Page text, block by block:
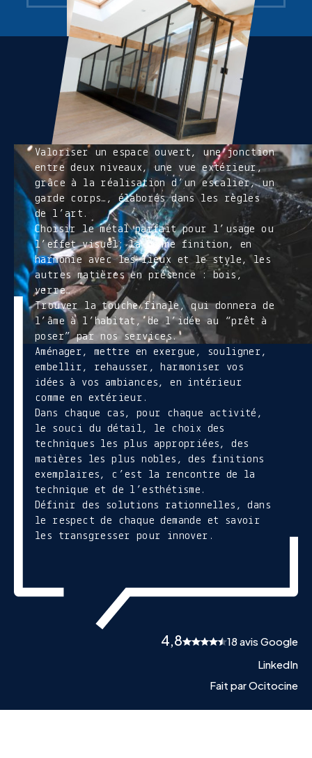
Valoriser un espace ouvert, une jonction
entre deux niveaux, une vue extérieur,
grâce à la réalisation d’un escalier, un
garde corps…, élaborés dans les règles
de l’art.
Choisir le métal parfait pour l’usage ou
l’effet visuel; la bonne finition, en
harmonie avec les lieux et le style, les
autres matières en présence : bois,
verre…
Trouver la touche finale, qui donnera de
l’âme à l’habitat, de l’idée au “prêt à
poser” par nos services.
Aménager, mettre en exergue, souligner,
embellir, rehausser, harmoniser vos
idées à vos ambiances, en intérieur
comme en extérieur.
Dans chaque cas, pour chaque activité,
le souci du détail, le choix des
techniques les plus appropriées, des
matières les plus nobles, des finitions
exemplaires, c’est la rencontre de la
technique et de l’esthétisme.
Définir des solutions rationnelles, dans
le respect de chaque demande et savoir
les transgresser pour innover.
4,8
18 avis Google
LinkedIn
Fait par Ocitocine